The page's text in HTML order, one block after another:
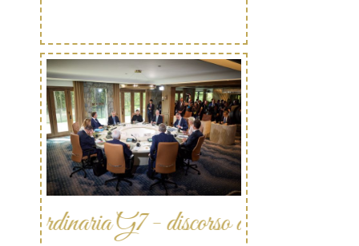
G7 - discorso di Zelenskyy